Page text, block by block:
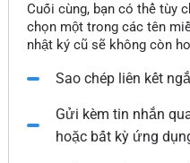
Cuối cùng, bạn có thể tùy
chọn một trong các tên
nhật ký cũ sẽ không còn
Sao chép liên kết
Gửi kèm tin nhắn
hoặc bất kỳ ứng